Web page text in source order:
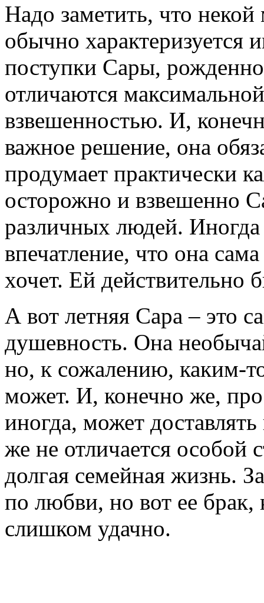
Надо заметить, что
обычно характеризуется
поступки Сары,
отличаются
взвешенностью. И,
важное решение, она
продумает практически
осторожно и взвешенно
различных людей. Иногда
впечатление, что она
хочет. Ей действительно
А вот летняя Сара – это
душевность. Она
но, к сожалению, каким-
может. И, конечно же,
иногда, может
же не отличается особой
долгая семейная жизнь.
по любви, но вот ее брак,
слишком удачно.